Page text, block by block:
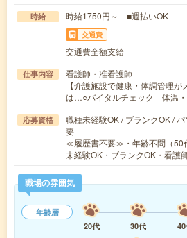
時給 時給1750円～ ■週払いOK
交通費
交通費全額支給
仕事内容
看護師・准看護師
【介護施設で健康・体調管理
は…○バイタルチェック 体温
応募資格
職種未経験OK / ブランクOK /
要
≪履歴書不要≫・年齢不問（50
未経験OK・ブランクOK・看護
職場の雰囲気
年齢層
20代
30代